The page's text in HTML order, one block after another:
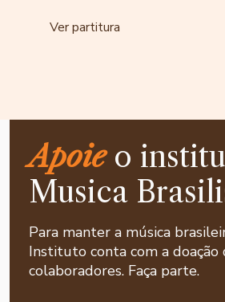
Ver partitura
Apoieo
Musica
Para manter a música
Instituto conta com a doação
colaboradores. Faça parte.